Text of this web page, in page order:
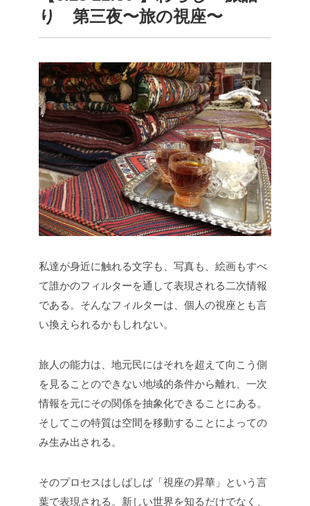
り 第三夜〜旅の視座〜
私達が身近に触れる文字も、写真も、絵画もすべ
て誰かのフィルターを通して表現される二次情報
である。そんなフィルターは、個人の視座とも言
い換えられるかもしれない。
旅人の能力は、地元民にはそれを超えて向こう側
を見ることのできない地域的条件から離れ、一次
情報を元にその関係を抽象化できることにある。
そしてこの特質は空間を移動することによっての
み生み出される。
そのプロセスはしばしば「視座の昇華」という言
葉で表現される。新しい世界を知るだけでなく、